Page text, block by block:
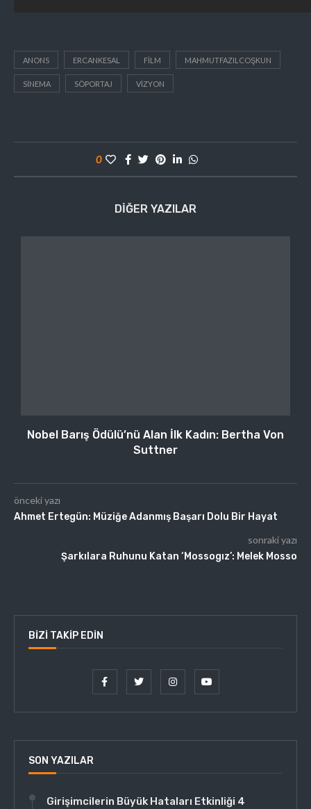
ANONS ERCANKESAL FİLM MAHMUTFAZILCOŞKUN
SİNEMA SÖPORTAJ VIZYON
0
DIĞER YAZILAR
Nobel Barış Ödülü’nü Alan İlk Kadın: Bertha Von
Suttner
önceki yazı
Ahmet Ertegün: Müziğe Adanmış Başarı Dolu Bir Hayat
sonraki yazı
Şarkılara Ruhunu Katan ‘Mossogız’: Melek Mosso
BIZI TAKIP EDIN
SON YAZILAR
Girişimcilerin Büyük Hataları Etkinliği 4